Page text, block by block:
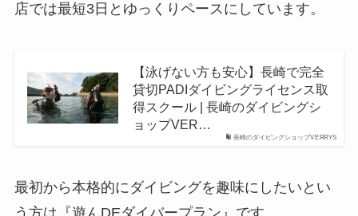
店では最短3日とゆっくりペースにしています。
長崎のダイビングショップVERRYS
【泳げない方も安心】長崎で完全
貸切PADIダイビングライセンス取
得スクール | 長崎のダイビングシ
ョップVER…
最初から本格的にダイビングを趣味にしたいとい
う方は『遊んDEダイバープラン』です。